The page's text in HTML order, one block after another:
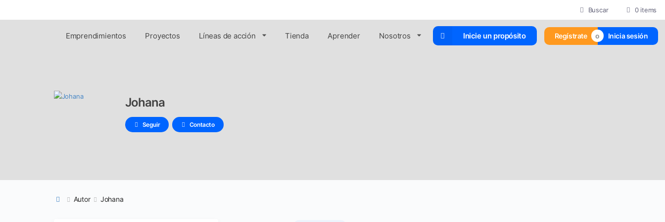
Buscar 0 items
Emprendimientos Proyectos Líneas de acción Tienda Aprender Nosotros Inicie un propósito Regístrate Inicia sesión
Johana
Seguir Contacto
Autor Johana